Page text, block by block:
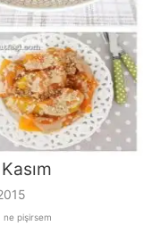
ne pişirsem